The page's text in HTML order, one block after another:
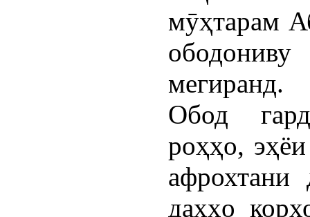
мӯҳтарам
мегиранд.
Обод
роҳҳо,
даҳҳо